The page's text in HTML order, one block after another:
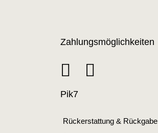
Zahlungsmöglichkeiten
Pik7
Rückerstattung & Rückgabe